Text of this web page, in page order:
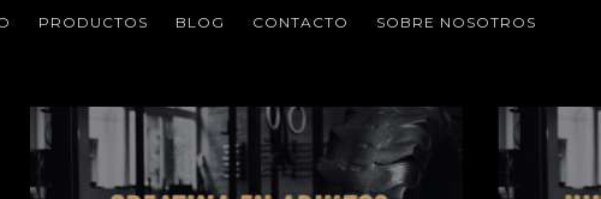
PRODUCTOS BLOG CONTACTO SOBRE NOSOTROS